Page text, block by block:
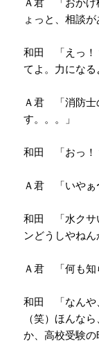
ょっと、相談が
和田 「えっ！
てよ。力になる
Ａ君 「消防士
す。。。」
和田 「おっ！
Ａ君 「いやぁ
和田 「水クサ
ンどうしやね
Ａ君 「何も知
和田 「なんや
（笑）ほんな
か、高校受験の